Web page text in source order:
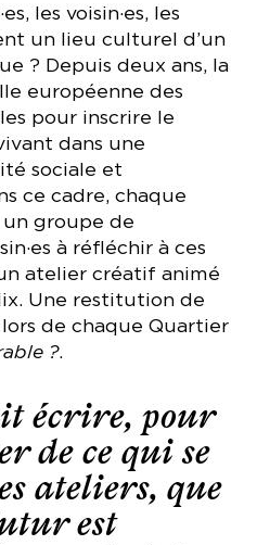
les voisin·es, les
un lieu culturel d’un
? Depuis deux ans, la
européenne des
pour inscrire le
dans une
sociale et
ce cadre, chaque
un groupe de
à réfléchir à ces
atelier créatif animé
Une restitution de
de chaque Quartier
?.
écrire, pour
de ce qui se
ateliers, que
est